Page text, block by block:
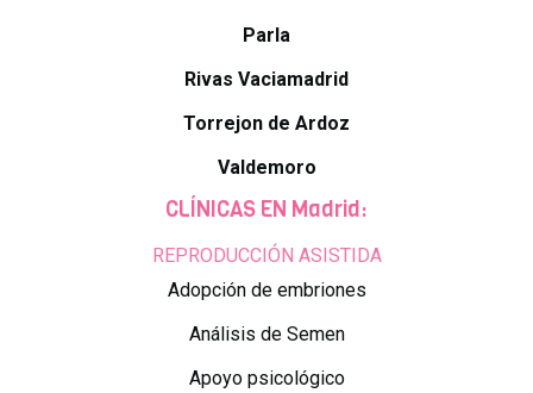
Parla
Rivas Vaciamadrid
Torrejon de Ardoz
Valdemoro
CLÍNICAS EN Madrid:
REPRODUCCIÓN ASISTIDA
Adopción de embriones
Análisis de Semen
Apoyo psicológico